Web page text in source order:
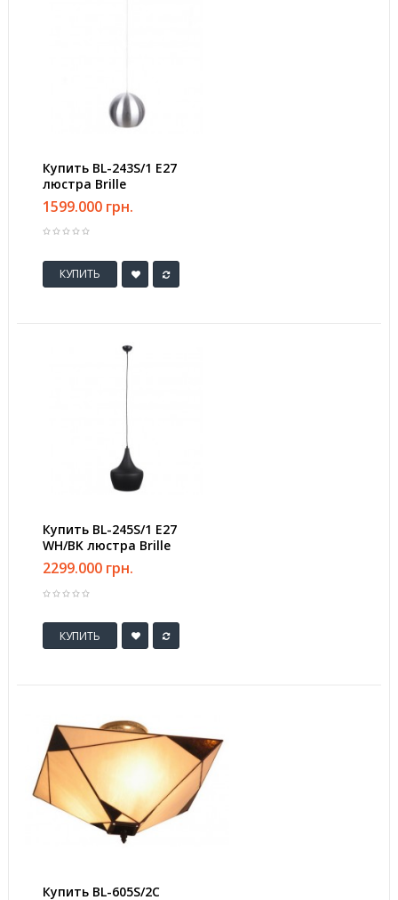
Купить BL-243S/1 E27
люстра Brille
1599.000 грн.
КУПИТЬ
Купить BL-245S/1 E27
WH/BK люстра Brille
2299.000 грн.
КУПИТЬ
Купить BL-605S/2С